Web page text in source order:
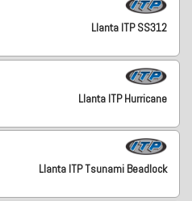
Llanta ITP SS312
Llanta ITP Hurricane
Llanta ITP Tsunami Beadlock